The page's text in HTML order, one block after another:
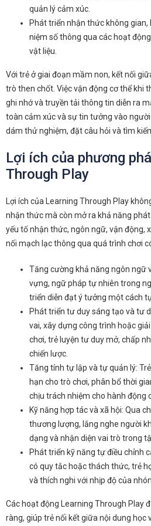
quản lý cảm xúc.
Phát triển nhận thức không
niệm số thông qua các hoạt
vật liệu.
Với trẻ ở giai đoạn mầm non, kết nối
trò then chốt. Việc vận động cơ thể khi
ghi nhớ và truyền tải thông tin diễn ra
toàn cảm xúc và sự tin tưởng vào
dám thử nghiệm, đặt câu hỏi và tìm
Lợi ích của phương
Through Play
Lợi ích của Learning Through Play
nhận thức mà còn mở ra khả năng
yếu tố nhận thức, ngôn ngữ, vận động,
nối mạch lạc thông qua quá trình chơi
Tăng cường khả năng ngôn ngữ
vựng, ngữ pháp tự nhiên trong
triển diễn đạt ý tưởng một cách
Phát triển tư duy sáng tạo và tư
vai, xây dựng công trình hoặc
chơi, trẻ luyện tư duy mở, chấp
chiến lược.
Tăng tính tự lập và tự quản lý:
hạn cho trò chơi, phân bổ thời
chịu trách nhiệm cho hành động
Kỹ năng hợp tác và xã hội: Qua
thương lượng, lắng nghe người
dạng và nhận diện vai trò trong
Phát triển kỹ năng tự điều chỉnh
có quy tắc hoặc thách thức, trẻ
và thích nghi với nhịp độ của
Các hoạt động Learning Through Play
ràng, giúp trẻ nối kết giữa nội dung học